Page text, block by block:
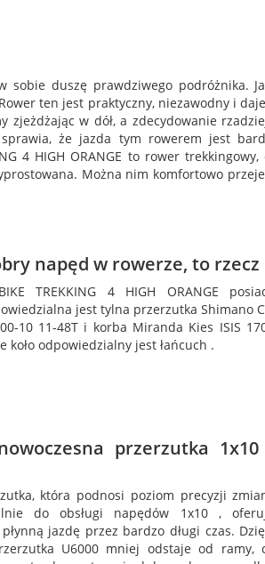
w sobie duszę prawdziwego podróżnika.
ten jest praktyczny, niezawodny i
zjeżdżając w dół, a zdecydowanie
sprawia, że jazda tym rowerem jest
4 HIGH ORANGE to rower
Można nim komfortowo
napęd w rowerze, to
TREKKING 4 HIGH ORANGE
jest tylna przerzutka Shimano
10 11-48T i korba Miranda Kies ISIS
koło odpowiedzialny jest łańcuch .
przerzutka
która podnosi poziom precyzji
do obsługi napędów 1x10 ,
jazdę przez bardzo długi czas.
U6000 mniej odstaje od ramy,